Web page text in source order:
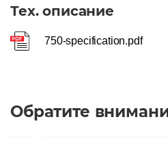
Вид упаковки
Рулон в пэ пленке
Тех. описание
750-specification.pdf
Обратите